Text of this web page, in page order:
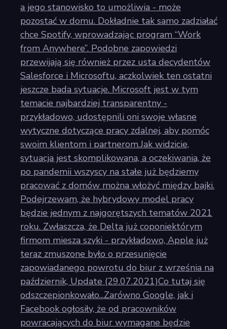
a jego stanowisko to umożliwia - może
pozostać w domu. Dokładnie tak samo zadziałać
chce Spotify, wprowadzając program “Work
from Anywhere”. Podobne zapowiedzi
przewijają się również przez usta decydentów
Salesforce i Microsoftu, aczkolwiek ten ostatni
jeszcze bada sytuacje. Microsoft jest w tym
temacie najbardziej transparentny -
przykładowo, udostępnili oni swoje własne
wytyczne dotyczące pracy zdalnej, aby pomóc
swoim klientom i partnerom.Jak widzicie,
sytuacja jest skomplikowana, a oczekiwania, że
po pandemii wszyscy na stałe już będziemy
pracować z domów można włożyć między bajki.
Podejrzewam, że hybrydowy model pracy
będzie jednym z najgorętszych tematów 2021
roku. Zwłaszcza, że Delta już coponiektórym
firmom miesza szyki - przykładowo, Apple już
teraz zmuszone było o przesunięcie
zapowiadanego powrotu do biur z września na
październik, Update (29.07.2021)Co tutaj się
odszczepionkowało...Zarówno Google, jak i
Facebook ogłosiły, że od pracowników
powracających do biur wymagane będzie